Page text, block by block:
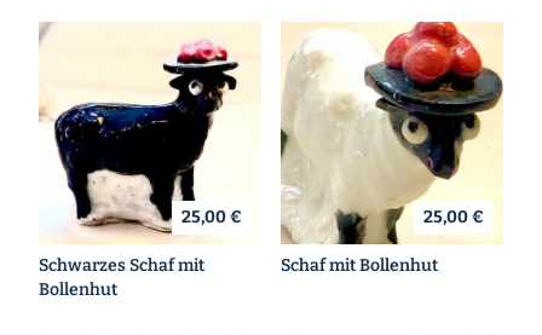
25,00 €
Schwarzes Schaf mit
Bollenhut
25,00 €
Schaf mit Bollenhut